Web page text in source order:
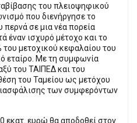
του πλειοψηφικού
που διενήργησε το
περνά σε μια νέα πορεία
έναν ισχυρό μέτοχο και το
του μετοχικού κεφαλαίου του
εταίρο. Με τη συμφωνία
του ΤΑΙΠΕΔ και του
του Ταμείου ως μετόχου
των συμφερόντων
εκατ. ευρώ θα αποδοθεί στον